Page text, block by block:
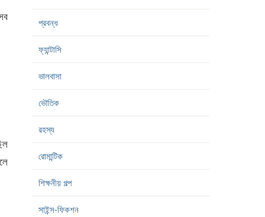
প্রবন্ধ
ফ্যান্টাসি
ভালবাসা
ভৌতিক
রহস্য
রোমান্টিক
শিক্ষনীয় গল্প
সাইন্স-ফিকশন